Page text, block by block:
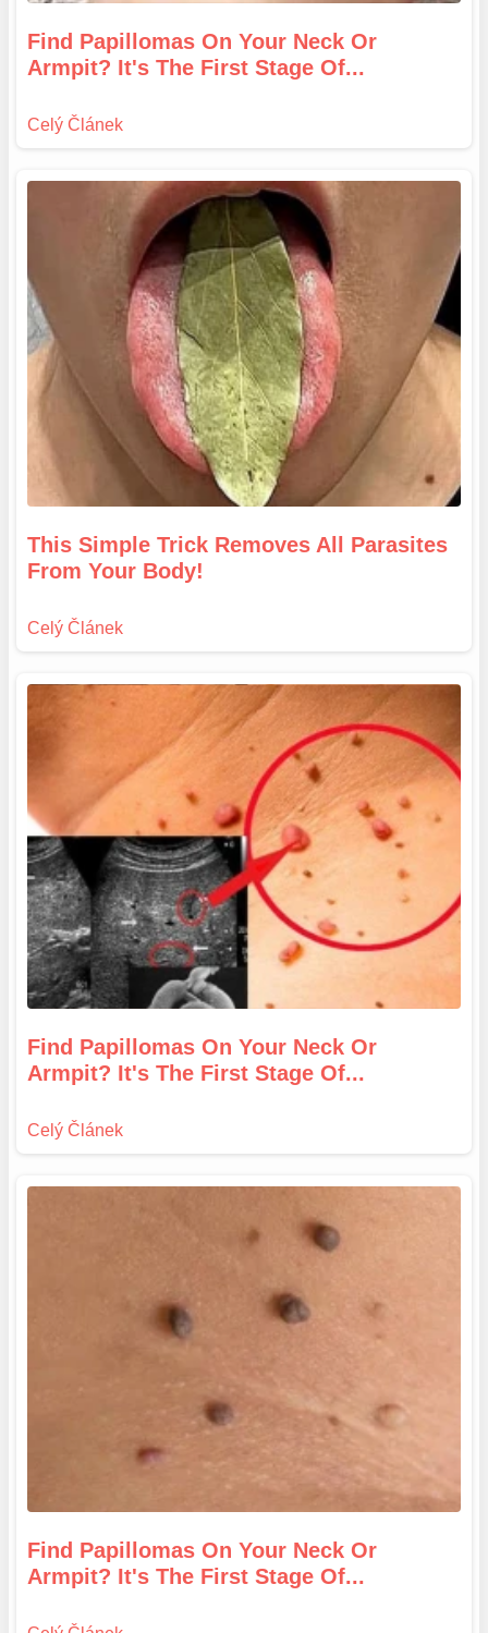
Find Papillomas On Your Neck Or
Armpit? It's The First Stage Of...
This Simple Trick Removes All Parasites
From Your Body!
Find Papillomas On Your Neck Or
Armpit? It's The First Stage Of...
Find Papillomas On Your Neck Or
Armpit? It's The First Stage Of...